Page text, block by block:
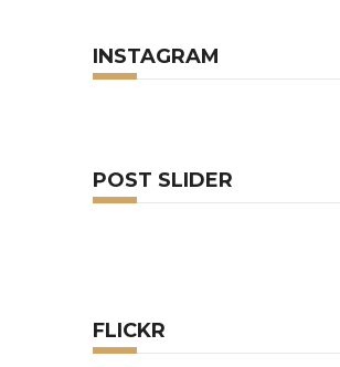
INSTAGRAM
POST SLIDER
FLICKR